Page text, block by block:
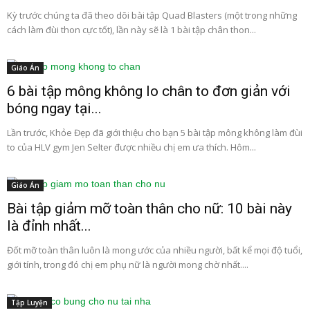
Kỳ trước chúng ta đã theo dõi bài tập Quad Blasters (một trong những
cách làm đùi thon cực tốt), lần này sẽ là 1 bài tập chân thon...
Giáo Án
6 bài tập mông không lo chân to đơn giản với
bóng ngay tại...
Lần trước, Khỏe Đẹp đã giới thiệu cho bạn 5 bài tập mông không làm đùi
to của HLV gym Jen Selter được nhiều chị em ưa thích. Hôm...
Giáo Án
Bài tập giảm mỡ toàn thân cho nữ: 10 bài này
là đỉnh nhất...
Đốt mỡ toàn thân luôn là mong ước của nhiều người, bất kể mọi độ tuổi,
giới tính, trong đó chị em phụ nữ là người mong chờ nhất....
Tập Luyện